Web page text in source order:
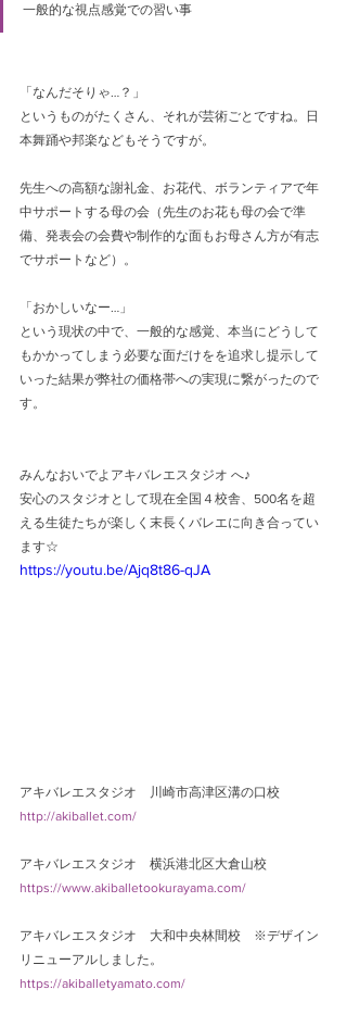
一般的な視点感覚での習い事
「なんだそりゃ…？」
というものがたくさん、それが芸術ごとですね。日
本舞踊や邦楽などもそうですが。
先生への高額な謝礼金、お花代、ボランティアで年
中サポートする母の会（先生のお花も母の会で準
備、発表会の会費や制作的な面もお母さん方が有志
でサポートなど）。
「おかしいなー…」
という現状の中で、一般的な感覚、本当にどうして
もかかってしまう必要な面だけをを追求し提示して
いった結果が弊社の価格帯への実現に繋がったので
す。
みんなおいでよアキバレエスタジオ へ♪
安心のスタジオとして現在全国４校舎、500名を超
える生徒たちが楽しく末長くバレエに向き合ってい
ます☆
https://youtu.be/Ajq8t86-qJA
アキバレエスタジオ　川崎市高津区溝の口校
http://akiballet.com/
アキバレエスタジオ　横浜港北区大倉山校
https://www.akiballetookurayama.com/
アキバレエスタジオ　大和中央林間校　※デザイン
リニューアルしました。
https://akiballetyamato.com/